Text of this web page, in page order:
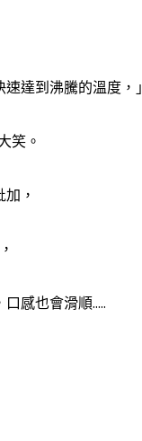
達到沸騰的溫度，」
笑。
，
感也會滑順.....